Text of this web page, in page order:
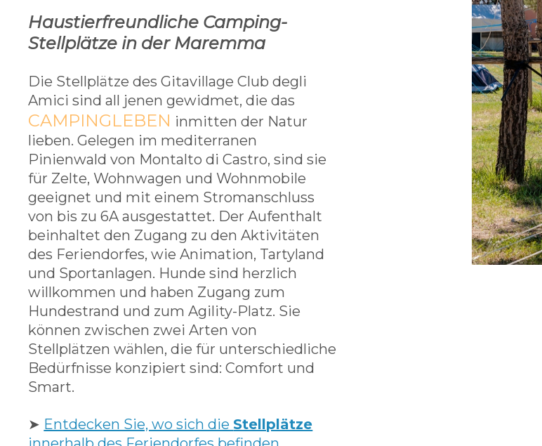
Haustierfreundliche Camping-
Stellplätze in der Maremma
Die Stellplätze des Gitavillage Club degli
Amici sind all jenen gewidmet, die das
CAMPINGLEBEN inmitten der Natur
lieben. Gelegen im mediterranen
Pinienwald von Montalto di Castro, sind sie
für Zelte, Wohnwagen und Wohnmobile
geeignet und mit einem Stromanschluss
von bis zu 6A ausgestattet. Der Aufenthalt
beinhaltet den Zugang zu den Aktivitäten
des Feriendorfes, wie Animation, Tartyland
und Sportanlagen. Hunde sind herzlich
willkommen und haben Zugang zum
Hundestrand und zum Agility-Platz. Sie
können zwischen zwei Arten von
Stellplätzen wählen, die für unterschiedliche
Bedürfnisse konzipiert sind: Comfort und
Smart.
➤ Entdecken Sie, wo sich die Stellplätze